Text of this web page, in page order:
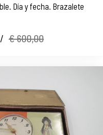
Día y fecha. Brazalete
€ 600,00